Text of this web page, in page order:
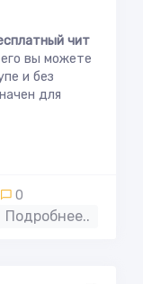
чит
вы можете
и без
для
0
Подробнее..